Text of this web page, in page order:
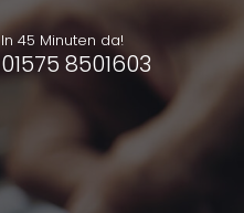
In 45 Minuten da!
01575 8501603